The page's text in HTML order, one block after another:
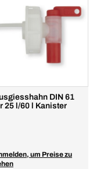
DIN 61
25 l/60 l Kanister
um Preise zu